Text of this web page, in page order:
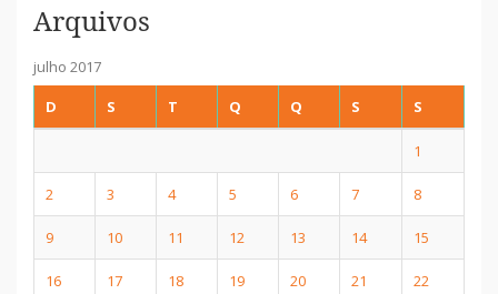
Arquivos
julho 2017
D
S T Q Q S S
1
2 3 4 5 6 7 8
9 10 11 12 13 14 15
16 17 18 19 20 21 22